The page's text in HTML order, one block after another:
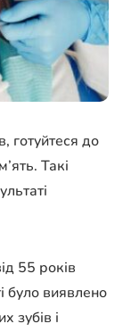
готуйтеся до
Такі
55 років
було виявлено
зубів і